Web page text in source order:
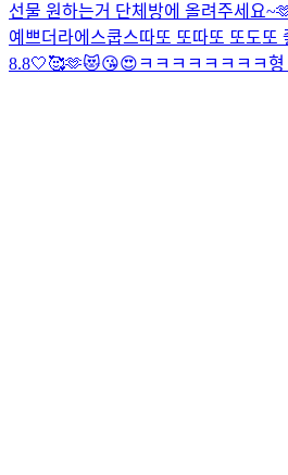
선물 원하는거 단체방에 올려주세요
예쁘더라에스쿱스따또 또따또 또도또
8.8🤍🥰🫶😻😘😍ㅋㅋㅋㅋㅋㅋㅋㅋ